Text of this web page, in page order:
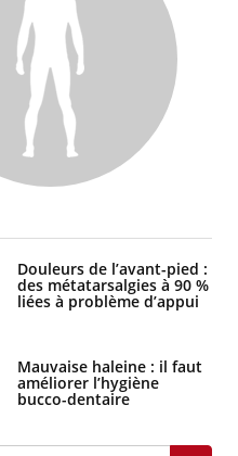
Douleurs de l’avant-pied :
des métatarsalgies à 90 %
liées à problème d’appui
Mauvaise haleine : il faut
améliorer l’hygiène
bucco-dentaire